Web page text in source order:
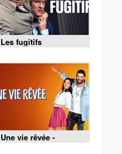
Les fugitifs
Une vie rêvée -
Épisode 27